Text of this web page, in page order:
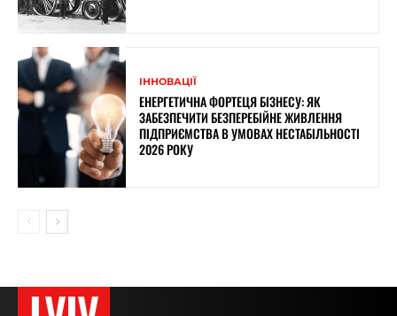
ІННОВАЦІЇ
ЕНЕРГЕТИЧНА ФОРТЕЦЯ БІЗНЕСУ: ЯК
ЗАБЕЗПЕЧИТИ БЕЗПЕРЕБІЙНЕ ЖИВЛЕННЯ
ПІДПРИЄМСТВА В УМОВАХ НЕСТАБІЛЬНОСТІ
2026 РОКУ